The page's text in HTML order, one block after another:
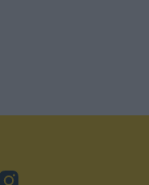
Instagram